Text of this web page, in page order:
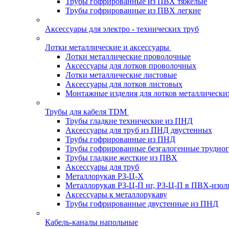
Трубы гофрированные из ПВХ легкие
Аксессуары для электро - технических труб
Лотки металлические и аксессуары
Лотки металлические проволочные
Аксессуары для лотков проволочных
Лотки металлические листовые
Аксессуары для лотков листовых
Монтажные изделия для лотков
Трубы для кабеля TDM
Трубы гладкие технические из ПНД
Аксессуары для труб из ПНД двустенных
Трубы гофрированные из ПНД
Трубы гофрированные безгалогенные
Трубы гладкие жесткие из ПВХ
Аксессуары для труб
Металлорукав РЗ-Ц-Х
Металлорукав РЗ-Ц-П нг, РЗ-Ц-П в ПВХ-
Аксессуары к металлорукаву
Трубы гофрированные двустенные из ПНД
Кабель-каналы напольные